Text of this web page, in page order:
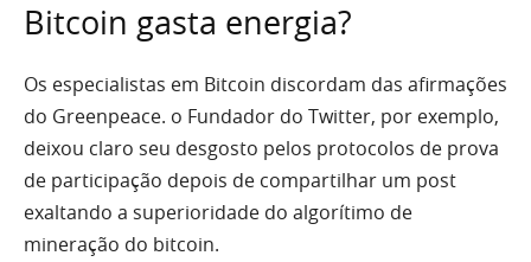
Bitcoin gasta energia?
Os especialistas em Bitcoin discordam das afirmações
do Greenpeace. o Fundador do Twitter, por exemplo,
deixou claro seu desgosto pelos protocolos de prova
de participação depois de compartilhar um post
exaltando a superioridade do algorítimo de
mineração do bitcoin.